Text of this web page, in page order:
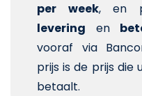
per week, en
levering en
vooraf via
prijs is de prijs die
betaalt.